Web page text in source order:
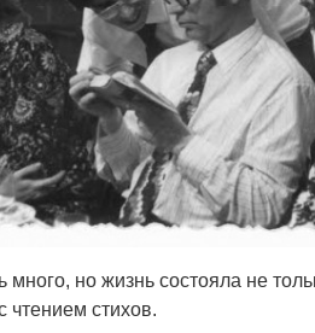
но жизнь состояла не
чтением стихов.